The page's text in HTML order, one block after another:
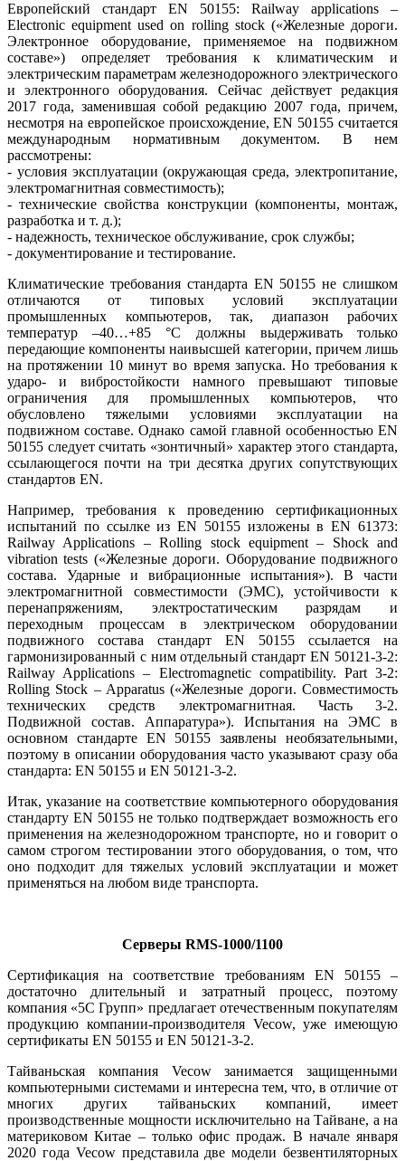
Европейский стандарт EN 50155: Railway applications –
Electronic equipment used on rolling stock («Железные дороги.
Электронное оборудование, применяемое на подвижном
составе») определяет требования к климатическим и
электрическим параметрам железнодорожного электрического
и электронного оборудования. Сейчас действует редакция
2017 года, заменившая собой редакцию 2007 года, причем,
несмотря на европейское происхождение, EN 50155 считается
международным нормативным документом. В нем
рассмотрены:
- условия эксплуатации (окружающая среда, электропитание,
электромагнитная совместимость);
- технические свойства конструкции (компоненты, монтаж,
разработка и т. д.);
- надежность, техническое обслуживание, срок службы;
- документирование и тестирование.
Климатические требования стандарта EN 50155 не слишком
отличаются от типовых условий эксплуатации
промышленных компьютеров, так, диапазон рабочих
температур –40…+85 °C должны выдерживать только
передающие компоненты наивысшей категории, причем лишь
на протяжении 10 минут во время запуска. Но требования к
ударо- и вибростойкости намного превышают типовые
ограничения для промышленных компьютеров, что
обусловлено тяжелыми условиями эксплуатации на
подвижном составе. Однако самой главной особенностью EN
50155 следует считать «зонтичный» характер этого стандарта,
ссылающегося почти на три десятка других сопутствующих
стандартов EN.
Например, требования к проведению сертификационных
испытаний по ссылке из EN 50155 изложены в EN 61373:
Railway Applications – Rol­ling stock equipment – Shock and
vibration tests («Железные дороги. Оборудование подвижного
состава. Ударные и вибрационные испытания»). В части
электромагнитной совместимости (ЭМС), устойчивости к
перенапряжениям, электростатическим разрядам и
переходным процессам в электрическом оборудовании
подвижного состава стандарт EN 50155 ссылается на
гармонизированный с ним отдельный стандарт EN 50121-3-2:
Railway Applications – Electromagnetic compatibi­lity. Part 3-2:
Rolling Stock – Apparatus («Железные дороги. Совместимость
технических средств электромагнитная. Часть 3-2.
Подвижной состав. Аппаратура»). Испытания на ЭМС в
основном стандарте EN 50155 заявлены необязательными,
поэтому в описании оборудования часто указывают сразу оба
стандарта: EN 50155 и EN 50121-3-2.
Итак, указание на соответствие компьютерного оборудования
стандарту EN 50155 не только подтверждает возможность его
применения на железнодорожном транспорте, но и говорит о
самом строгом тестировании этого оборудования, о том, что
оно подходит для тяжелых условий эксплуатации и может
применяться на любом виде транспорта.
Серверы RMS‑1000/1100
Cертификация на соответствие требованиям EN 50155 –
достаточно длительный и затратный процесс, поэтому
компания «5С Групп» предлагает отечественным покупателям
продукцию компании-производителя Vecow, уже имеющую
сертификаты EN 50155 и EN 50121-3-2.
Тайваньская компания Vecow занимается защищенными
компьютерными системами и интересна тем, что, в отличие от
многих других тайваньских компаний, имеет
производственные мощности исключительно на Тайване, а на
материковом Китае – только офис продаж. В начале января
2020 года Vecow представила две модели безвентиляторных